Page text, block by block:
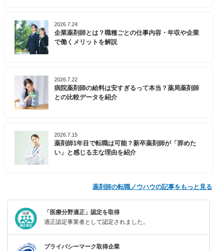
2026.7.24
企業薬剤師とは？職種ごとの仕事内容・年収や企業
で働くメリットを解説
2026.7.22
病院薬剤師の給料は安すぎるって本当？薬局薬剤師
との比較データを紹介
2026.7.15
薬剤師1年目で転職は可能？新卒薬剤師が「辞めた
い」と感じる主な理由を紹介
薬剤師の転職ノウハウの記事をもっと見る
「医療分野適正」認定を取得
適正認定事業者として認定されました。
プライバシーマーク取得企業